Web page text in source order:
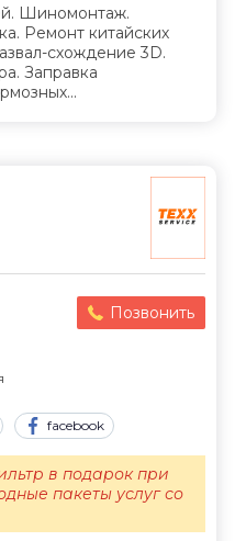
Шиномонтаж.
Ремонт китайских
схождение 3D.
Заправка
Позвонить
facebook
в подарок при
пакеты услуг со